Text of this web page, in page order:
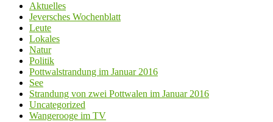
Aktuelles
Jeversches Wochenblatt
Leute
Lokales
Natur
Politik
Pottwalstrandung im Januar 2016
See
Strandung von zwei Pottwalen im Januar 2016
Uncategorized
Wangerooge im TV